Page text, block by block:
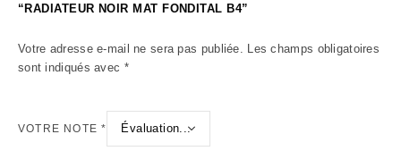
“RADIATEUR NOIR MAT FONDITAL B4”
Votre adresse e-mail ne sera pas publiée. Les champs obligatoires
sont indiqués avec *
VOTRE NOTE*